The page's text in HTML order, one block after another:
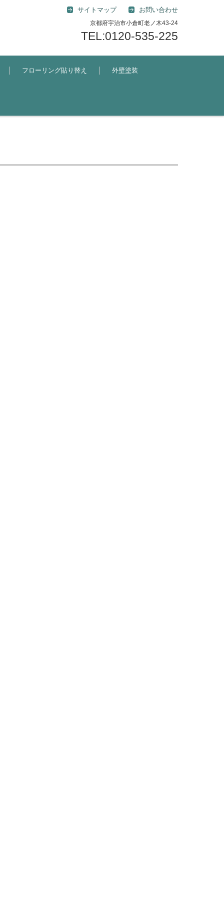
サイトマップ お問い合わせ
京都府宇治市小倉町老ノ木43-24
TEL:0120-535-225
フローリング貼り替え 外壁塗装